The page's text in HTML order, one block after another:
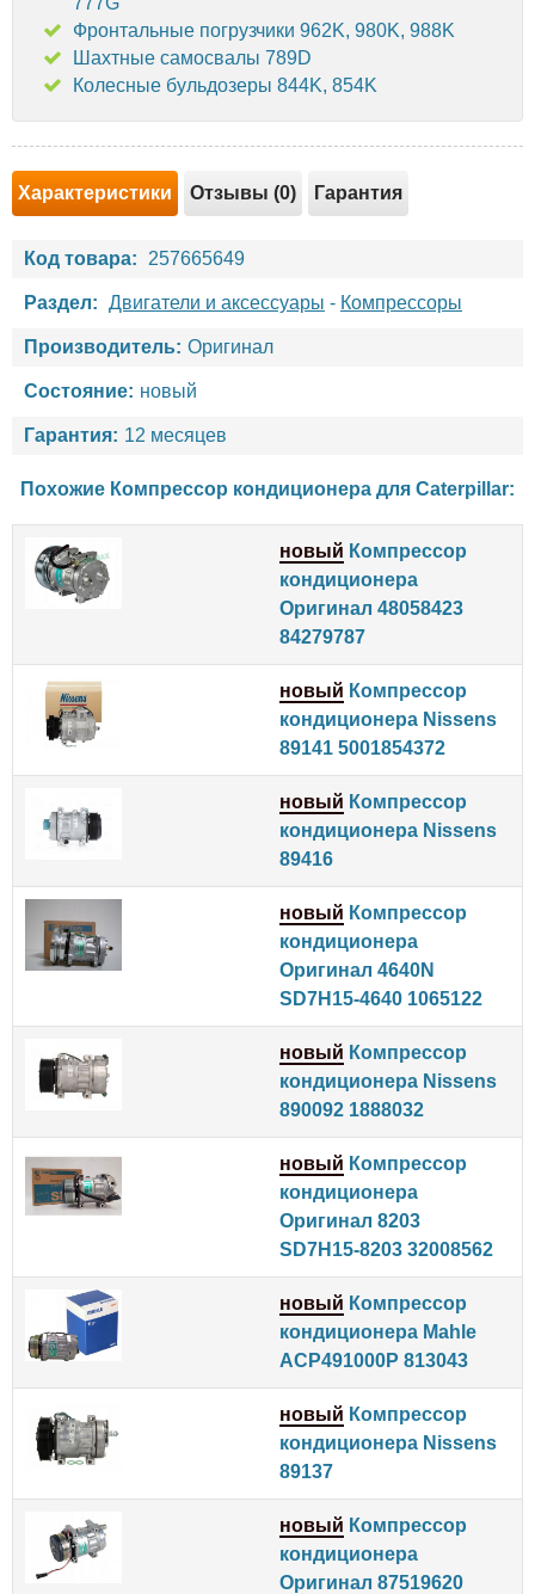
Фронтальные погрузчики 962K, 980K, 988K
Шахтные самосвалы 789D
Колесные бульдозеры 844K, 854K
Характеристики Отзывы (0) Гарантия
Код товара: 257665649
Раздел: Двигатели и аксессуары - Компрессоры
Производитель: Оригинал
Состояние: новый
Гарантия: 12 месяцев
Похожие Компрессор кондиционера для Caterpillar:
новый Компрессор
кондиционера
Оригинал 48058423
84279787
новый Компрессор
кондиционера Nissens
89141 5001854372
новый Компрессор
кондиционера Nissens
89416
новый Компрессор
кондиционера
Оригинал 4640N
SD7H15-4640 1065122
новый Компрессор
кондиционера Nissens
890092 1888032
новый Компрессор
кондиционера
Оригинал 8203
SD7H15-8203 32008562
новый Компрессор
кондиционера Mahle
ACP491000P 813043
новый Компрессор
кондиционера Nissens
89137
новый Компрессор
кондиционера
Оригинал 87519620